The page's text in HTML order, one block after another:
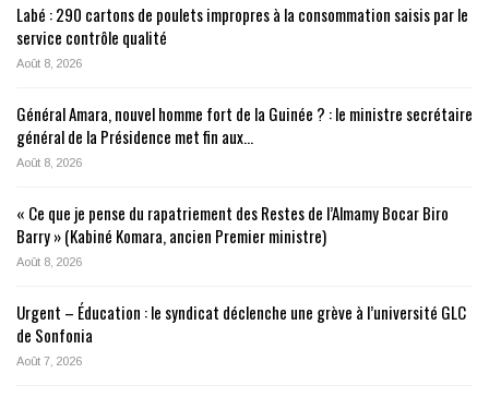
Labé : 290 cartons de poulets impropres à la consommation saisis par le
service contrôle qualité
Août 8, 2026
Général Amara, nouvel homme fort de la Guinée ? : le ministre secrétaire
général de la Présidence met fin aux…
Août 8, 2026
« Ce que je pense du rapatriement des Restes de l’Almamy Bocar Biro
Barry » (Kabiné Komara, ancien Premier ministre)
Août 8, 2026
Urgent – Éducation : le syndicat déclenche une grève à l’université GLC
de Sonfonia
Août 7, 2026